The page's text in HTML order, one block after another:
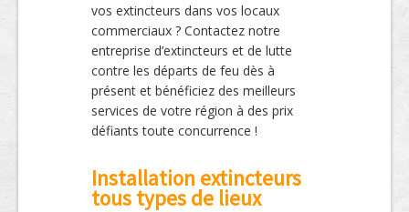
vos extincteurs dans vos locaux
commerciaux ? Contactez notre
entreprise d’extincteurs et de lutte
contre les départs de feu dès à
présent et bénéficiez des meilleurs
services de votre région à des prix
défiants toute concurrence !
Installation extincteurs
tous types de lieux